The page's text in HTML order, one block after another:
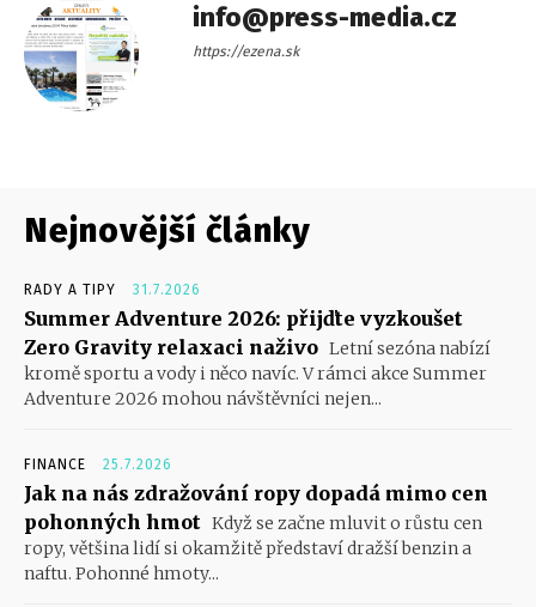
info@press-media.cz
https://ezena.sk
Nejnovější články
RADY A TIPY 31.7.2026
Summer Adventure 2026: přijďte vyzkoušet
Zero Gravity relaxaci naživo Letní sezóna nabízí
kromě sportu a vody i něco navíc. V rámci akce Summer
Adventure 2026 mohou návštěvníci nejen...
FINANCE 25.7.2026
Jak na nás zdražování ropy dopadá mimo cen
pohonných hmot Když se začne mluvit o růstu cen
ropy, většina lidí si okamžitě představí dražší benzin a
naftu. Pohonné hmoty...